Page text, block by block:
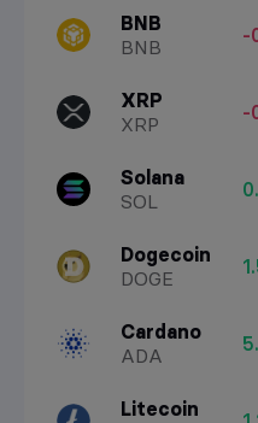
BNB
BNB
-
XRP
XRP
-
Solana
SOL
Dogecoin
DOGE
Cardano
ADA
Litecoin